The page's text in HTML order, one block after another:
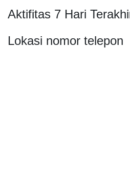
Aktifitas 7 Hari
Lokasi nomor telepon